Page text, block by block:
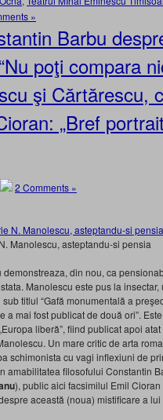
»
Barbu
poţi compara
şi Cărtărescu,
„Bref
2 Comments »
Manolescu, asteptandu-si pensia
din nou, ca
Manolescu este pus la
sub titlul “Gafă monumentală a
a mai fost publicat de două ori”.
liberă”, fiind publicat apoi
Un mare critic de arta
schimonista cu vagi inflexiuni de
amabilitatea filosofului Constantin
), public aici facsimilul Emil
această (noua) mistificare a